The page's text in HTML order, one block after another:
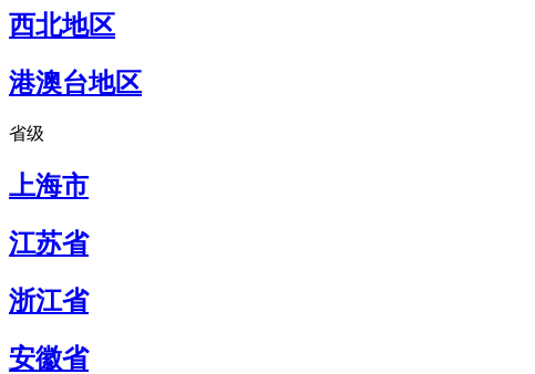
西北地区
港澳台地区
省级
上海市
江苏省
浙江省
安徽省